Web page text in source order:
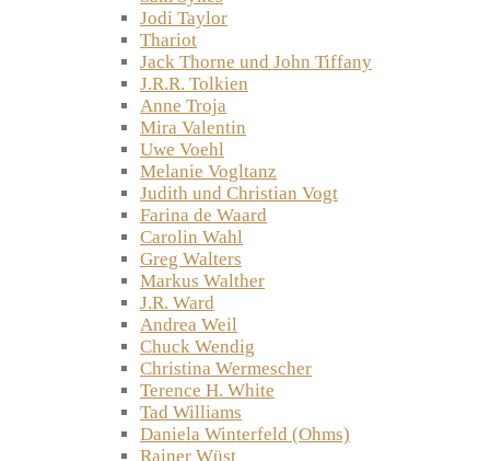
Jodi Taylor
Thariot
Jack Thorne und John Tiffany
J.R.R. Tolkien
Anne Troja
Mira Valentin
Uwe Voehl
Melanie Vogltanz
Judith und Christian Vogt
Farina de Waard
Carolin Wahl
Greg Walters
Markus Walther
J.R. Ward
Andrea Weil
Chuck Wendig
Christina Wermescher
Terence H. White
Tad Williams
Daniela Winterfeld (Ohms)
Rainer Wüst